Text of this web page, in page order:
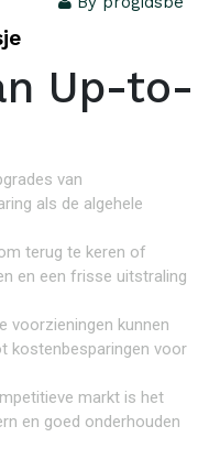
Up-to-
van
als de algehele
terug te keren of
en een frisse uitstraling
voorzieningen kunnen
kostenbesparingen voor
markt is het
en goed onderhouden